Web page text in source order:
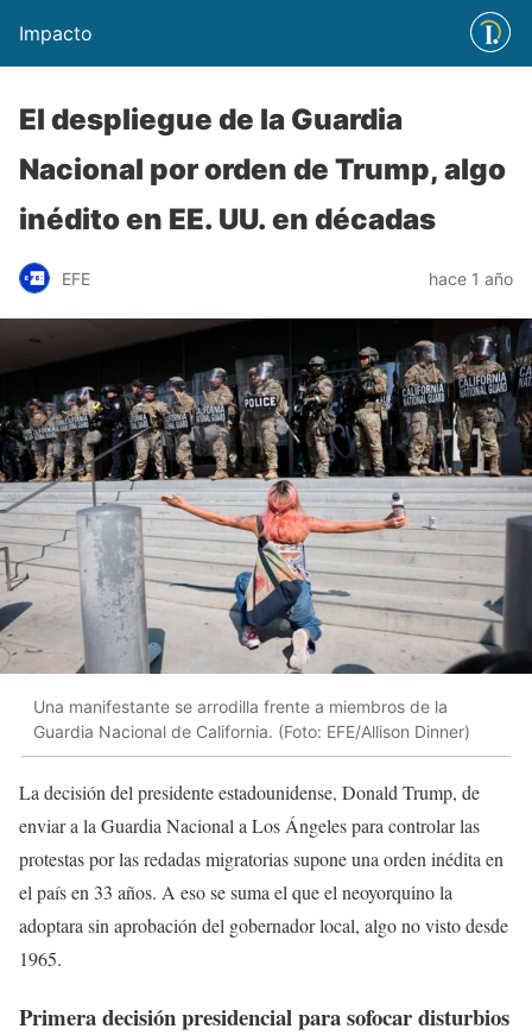
Impacto
El despliegue de la Guardia
Nacional por orden de Trump, algo
inédito en EE. UU. en décadas
EFE hace 1 año
Una manifestante se arrodilla frente a miembros de la
Guardia Nacional de California. (Foto: EFE/Allison Dinner)
La decisión del presidente estadounidense, Donald Trump, de
enviar a la Guardia Nacional a Los Ángeles para controlar las
protestas por las redadas migratorias supone una orden inédita en
el país en 33 años. A eso se suma el que el neoyorquino la
adoptara sin aprobación del gobernador local, algo no visto desde
1965.
Primera decisión presidencial para sofocar disturbios